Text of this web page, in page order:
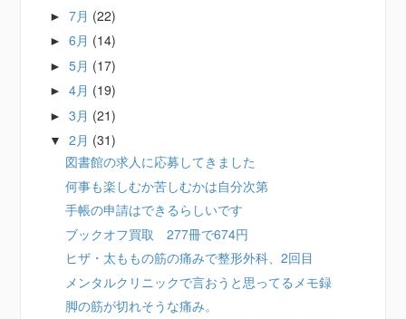
►7月 (22)
►6月 (14)
►5月 (17)
►4月 (19)
►3月 (21)
▼2月 (31)
図書館の求人に応募してきました
何事も楽しむか苦しむかは自分次第
手帳の申請はできるらしいです
ブックオフ買取 277冊で674円
ヒザ・太ももの筋の痛みで整形外科、2回目
メンタルクリニックで言おうと思ってるメモ録
脚の筋が切れそうな痛み。